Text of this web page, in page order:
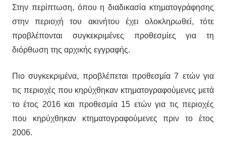
Στην περίπτωση, όπου η διαδικασία κτηματογράφησης
στην περιοχή του ακινήτου έχει ολοκληρωθεί, τότε
προβλέπονται συγκεκριμένες προθεσμίες για τη
διόρθωση της αρχικής εγγραφής.
Πιο συγκεκριμένα, προβλέπεται προθεσμία 7 ετών για
τις περιοχές που κηρύχθηκαν κτηματογραφούμενες μετά
το έτος 2016 και προθεσμία 15 ετών για τις περιοχές
που κηρύχθηκαν κτηματογραφούμενες πριν το έτος
2006.